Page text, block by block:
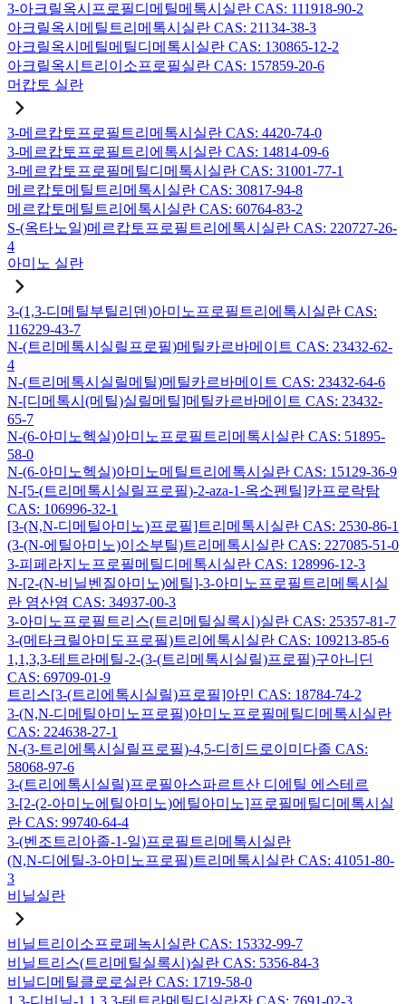
3-아크릴옥시프로필디메틸메톡시실란 CAS: 111918-90-2
아크릴옥시메틸트리메톡시실란 CAS: 21134-38-3
아크릴옥시메틸메틸디메톡시실란 CAS: 130865-12-2
아크릴옥시트리이소프로필실란 CAS: 157859-20-6
머캅토 실란
3-메르캅토프로필트리메톡시실란 CAS: 4420-74-0
3-메르캅토프로필트리에톡시실란 CAS: 14814-09-6
3-메르캅토프로필메틸디메톡시실란 CAS: 31001-77-1
메르캅토메틸트리메톡시실란 CAS: 30817-94-8
메르캅토메틸트리에톡시실란 CAS: 60764-83-2
S-(옥타노일)메르캅토프로필트리에톡시실란 CAS: 220727-26-
4
아미노 실란
3-(1,3-디메틸부틸리덴)아미노프로필트리에톡시실란 CAS:
116229-43-7
N-(트리메톡시실릴프로필)메틸카르바메이트 CAS: 23432-62-
4
N-(트리메톡시실릴메틸)메틸카르바메이트 CAS: 23432-64-6
N-[디메톡시(메틸)실릴메틸]메틸카르바메이트 CAS: 23432-
65-7
N-(6-아미노헥실)아미노프로필트리메톡시실란 CAS: 51895-
58-0
N-(6-아미노헥실)아미노메틸트리에톡시실란 CAS: 15129-36-9
N-[5-(트리메톡시실릴프로필)-2-aza-1-옥소펜틸]카프로락탐
CAS: 106996-32-1
[3-(N,N-디메틸아미노)프로필]트리메톡시실란 CAS: 2530-86-1
(3-(N-에틸아미노)이소부틸)트리메톡시실란 CAS: 227085-51-0
3-피페라지노프로필메틸디메톡시실란 CAS: 128996-12-3
N-[2-(N-비닐벤질아미노)에틸]-3-아미노프로필트리메톡시실
란 염산염 CAS: 34937-00-3
3-아미노프로필트리스(트리메틸실록시)실란 CAS: 25357-81-7
3-(메타크릴아미도프로필)트리에톡시실란 CAS: 109213-85-6
1,1,3,3-테트라메틸-2-(3-(트리메톡시실릴)프로필)구아니딘
CAS: 69709-01-9
트리스[3-(트리에톡시실릴)프로필]아민 CAS: 18784-74-2
3-(N,N-디메틸아미노프로필)아미노프로필메틸디메톡시실란
CAS: 224638-27-1
N-(3-트리에톡시실릴프로필)-4,5-디히드로이미다졸 CAS:
58068-97-6
3-(트리에톡시실릴)프로필아스파르트산 디에틸 에스테르
3-[2-(2-아미노에틸아미노)에틸아미노]프로필메틸디메톡시실
란 CAS: 99740-64-4
3-(벤조트리아졸-1-일)프로필트리메톡시실란
(N,N-디에틸-3-아미노프로필)트리메톡시실란 CAS: 41051-80-
3
비닐실란
비닐트리이소프로페녹시실란 CAS: 15332-99-7
비닐트리스(트리메틸실록시)실란 CAS: 5356-84-3
비닐디메틸클로로실란 CAS: 1719-58-0
1,3-디비닐-1,1,3,3-테트라메틸디실라잔 CAS: 7691-02-3